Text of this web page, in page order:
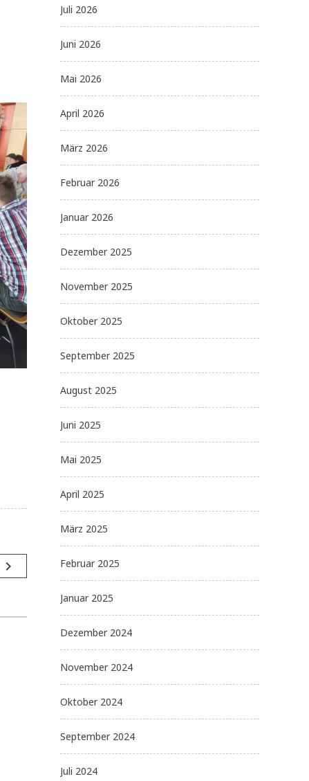
navigate_next
Juli 2026
Juni 2026
Mai 2026
April 2026
März 2026
Februar 2026
Januar 2026
Dezember 2025
November 2025
Oktober 2025
September 2025
August 2025
Juni 2025
Mai 2025
April 2025
März 2025
Februar 2025
Januar 2025
Dezember 2024
November 2024
Oktober 2024
September 2024
Juli 2024